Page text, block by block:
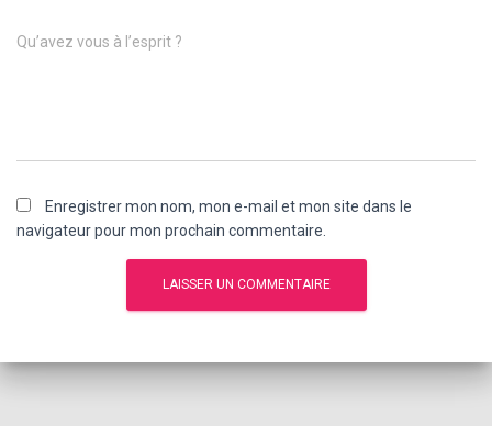
Qu’avez vous à l’esprit ?
Enregistrer mon nom, mon e-mail et mon site dans le
navigateur pour mon prochain commentaire.